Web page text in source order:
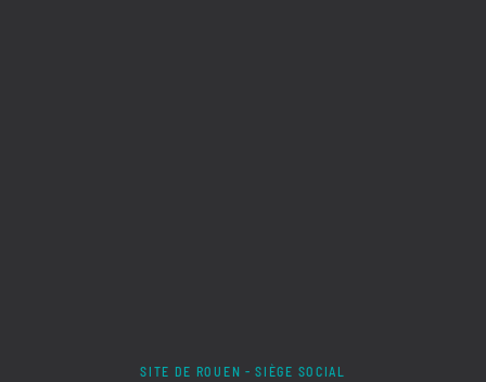
SITE DE ROUEN - SIÈGE SOCIAL